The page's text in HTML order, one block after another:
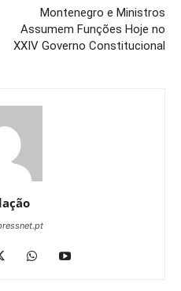
Montenegro e Ministros
Assumem Funções Hoje no
XXIV Governo Constitucional